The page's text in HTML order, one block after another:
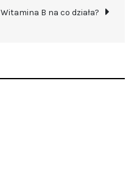
Witamina B na co działa?